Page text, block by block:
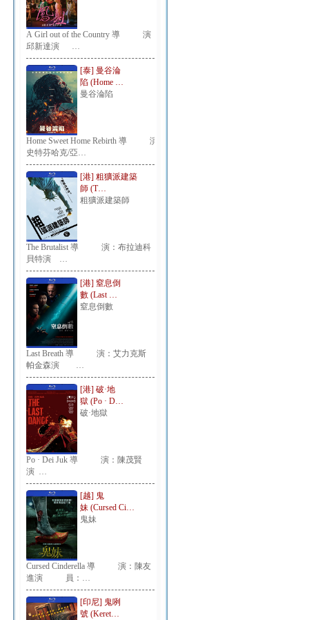
A Girl out of the Country 導 演：
邱新達演 …
[泰] 曼谷淪
陷 (Home …
曼谷淪陷
Home Sweet Home Rebirth 導 演：
史特芬哈克/亞…
[港] 粗獷派建築
師 (T…
粗獷派建築師
The Brutalist 導 演：布拉迪科
貝特演 …
[港] 窒息倒
數 (Last …
窒息倒數
Last Breath 導 演：艾力克斯
帕金森演 …
[港] 破·地
獄 (Po · D…
破·地獄
Po · Dei Juk 導 演：陳茂賢
演 …
[越] 鬼
妹 (Cursed Ci…
鬼妹
Cursed Cinderella 導 演：陳友
進演 員：…
[印尼] 鬼咧
號 (Keret…